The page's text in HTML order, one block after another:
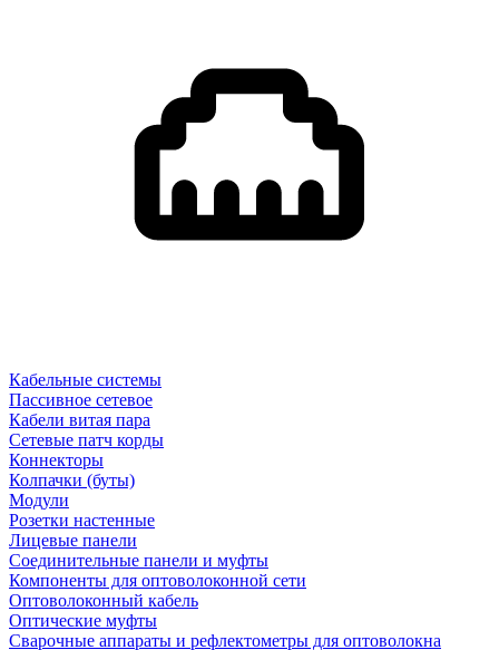
Кабельные системы
Пассивное сетевое
Кабели витая пара
Сетевые патч корды
Коннекторы
Колпачки (буты)
Модули
Розетки настенные
Лицевые панели
Соединительные панели и муфты
Компоненты для оптоволоконной сети
Оптоволоконный кабель
Оптические муфты
Сварочные аппараты и рефлектометры для оптоволокна